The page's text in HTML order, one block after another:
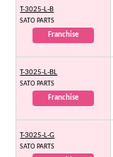
T-3025-L-B
SATO PARTS
Franchise
T-3025-L-BL
SATO PARTS
Franchise
T-3025-L-G
SATO PARTS